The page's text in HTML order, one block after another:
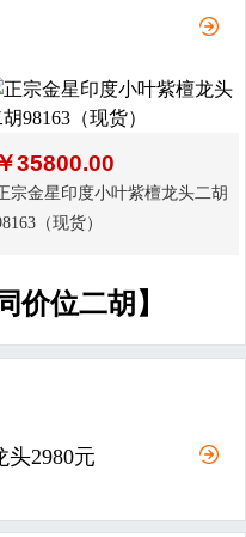
￥35800.00
宗金星印度小叶紫檀龙头二胡
（现货）
价位二胡】
2980元